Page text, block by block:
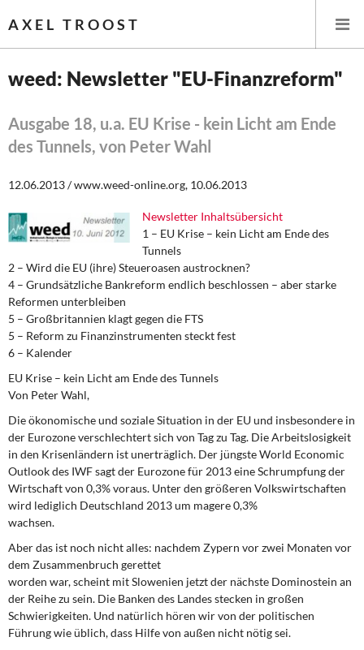
AXEL TROOST
Themen
Leitlinien linker Wirtschafts- und Finanzpolitik
Wirtschaftspolitik
Steuer- und Finanzpolitik
Öffentliche Infrastruktur und Daseinsvorsorge
Eurokrise und Griechenland
DIE LINKE
Memo-Gruppe
Institut Solidarische Moderne
Rosa-Luxemburg-Stiftung
Über mich
Kontakt
weed: Newsletter "EU-Finanzreform"
Ausgabe 18, u.a. EU Krise - kein Licht am Ende
des Tunnels, von Peter Wahl
12.06.2013 / www.weed-online.org, 10.06.2013
Newsletter Inhaltsübersicht
1 – EU Krise – kein Licht am Ende des
Tunnels
2 – Wird die EU (ihre) Steueroasen austrocknen?
4 – Grundsätzliche Bankreform endlich beschlossen – aber starke
Reformen unterbleiben
5 – Großbritannien klagt gegen die FTS
5 – Reform zu Finanzinstrumenten steckt fest
6 – Kalender
EU Krise – kein Licht am Ende des Tunnels
Von Peter Wahl,
Die ökonomische und soziale Situation in der EU und insbesondere in
der Eurozone verschlechtert sich von Tag zu Tag. Die Arbeitslosigkeit
in den Krisenländern ist unerträglich. Der jüngste World Economic
Outlook des IWF sagt der Eurozone für 2013 eine Schrumpfung der
Wirtschaft von 0,3% voraus. Unter den größeren Volkswirtschaften
wird lediglich Deutschland 2013 um magere 0,3%
wachsen.
Aber das ist noch nicht alles: nachdem Zypern vor zwei Monaten vor
dem Zusammenbruch gerettet
worden war, scheint mit Slowenien jetzt der nächste Dominostein an
der Reihe zu sein. Die Banken des Landes stecken in großen
Schwierigkeiten. Und natürlich hören wir von der politischen
Führung wie üblich, dass Hilfe von außen nicht nötig sei.